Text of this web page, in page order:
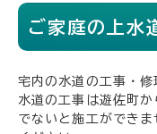
ご家庭の上水
宅内の水道の工事・
水道の工事は遊佐町か
でないと施工ができ